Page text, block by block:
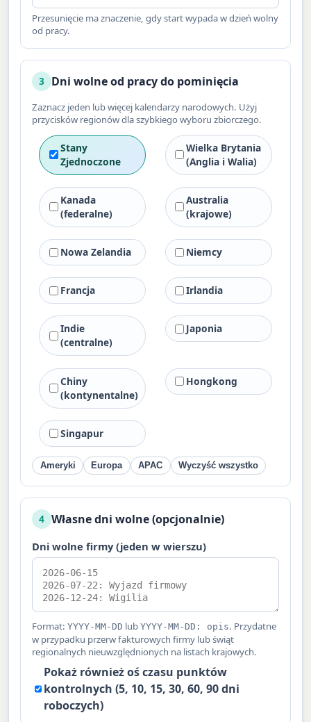
Przesunięcie ma znaczenie, gdy start wypada w dzień wolny
od pracy.
3 Dni wolne od pracy do pominięcia
Zaznacz jeden lub więcej kalendarzy narodowych. Użyj
przycisków regionów dla szybkiego wyboru zbiorczego.
Stany
Zjednoczone
Wielka Brytania
(Anglia i Walia)
Kanada
(federalne)
Australia
(krajowe)
Nowa Zelandia Niemcy
Francja Irlandia
Indie
(centralne)
Japonia
Chiny
(kontynentalne)
Hongkong
Singapur
Ameryki Europa APAC Wyczyść wszystko
4 Własne dni wolne (opcjonalnie)
Dni wolne firmy (jeden w wierszu)
Format:YYYY-MM-DD lubYYYY-MM-DD: opis. Przydatne
w przypadku przerw fakturowych firmy lub świąt
regionalnych nieuwzględnionych na listach krajowych.
Pokaż również oś czasu punktów
kontrolnych (5, 10, 15, 30, 60, 90 dni
roboczych)